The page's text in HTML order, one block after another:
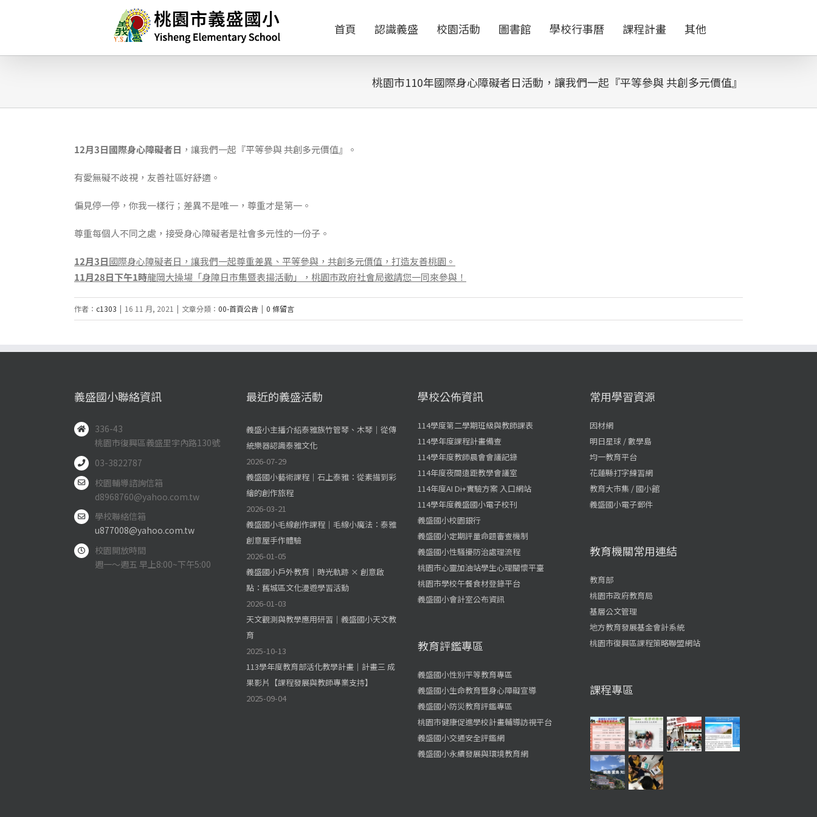
容
首頁 認識義盛 校園活動 圖書館 學校行事曆 課程計畫 其他
桃園市110年國際身心障礙者日活動，讓我們一起『平等參與 共創多元價值』
12月3日國際身心障礙者日 ，讓我們一起『平等參與 共創多元價值』。
有愛無礙不歧視，友善社區好舒適。
偏見停一停，你我一樣行；差異不是唯一，尊重才是第一。
尊重每個人不同之處，接受身心障礙者是社會多元性的一份子。
12月3日國際身心障礙者日，讓我們一起尊重差異、平等參與，共創多元價值，打造友善桃園。
11月28日下午1時龍岡大操場「身障日市集暨表揚活動」，桃園市政府社會局邀請您一同來參與！
作者： c1303 | 16 11 月, 2021 | 文章分類： 00-首頁公告 | 0 條留言
義盛國小聯絡資訊
336-43
桃園市復興區義盛里宇內路130號
03-3822787
校園輔導諮詢信箱
d8968760@yahoo.com.tw
學校聯絡信箱
u877008@yahoo.com.tw
校園開放時間
週一～週五 早上8:00~下午5:00
最近的義盛活動
義盛小主播介紹泰雅族竹管琴、木琴｜從傳
統樂器認識泰雅文化
2026-07-29
義盛國小藝術課程｜石上泰雅：從素描到彩
繪的創作旅程
2026-03-21
義盛國小毛線創作課程｜毛線小魔法：泰雅
創意屋手作體驗
2026-01-05
義盛國小戶外教育｜時光軌跡 × 創意啟
點：舊城區文化漫遊學習活動
2026-01-03
天文觀測與教學應用研習｜義盛國小天文教
育
2025-10-13
113學年度教育部活化教學計畫｜計畫三 成
果影片【課程發展與教師專業支持】
2025-09-04
學校公佈資訊
114學度第二學期班級與教師課表
114學年度課程計畫備查
114學年度教師晨會會議記錄
114年度夜間遠距教學會議室
114年度AI Di+實驗方案 入口網站
114學年度義盛國小電子校刊
義盛國小校園銀行
義盛國小定期評量命題審查機制
義盛國小性騷擾防治處理流程
桃園市心靈加油站學生心理關懷平臺
桃園市學校午餐食材登錄平台
義盛國小會計室公布資訊
教育評鑑專區
義盛國小性別平等教育專區
義盛國小生命教育暨身心障礙宣導
義盛國小防災教育評鑑專區
桃園市健康促進學校計畫輔導訪視平台
義盛國小交通安全評鑑網
義盛國小永續發展與環境教育網
常用學習資源
因材網
明日星球 / 數學島
均一教育平台
花蓮縣打字練習網
教育大市集 / 國小館
義盛國小電子郵件
教育機關常用連結
教育部
桃園市政府教育局
基層公文管理
地方教育發展基金會計系統
桃園市復興區課程策略聯盟網站
課程專區